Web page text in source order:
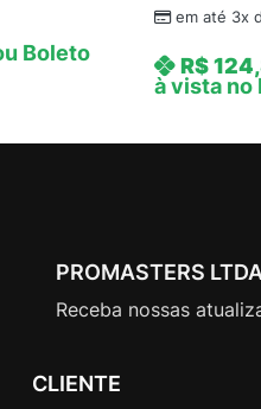
c
P
U
A
Boleto
em até 3x
R$
à vista no
PROMASTERS LTDA
Receba nossas
CLIENTE